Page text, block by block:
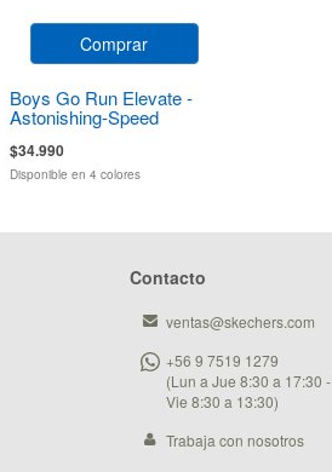
Comprar
Boys Go Run Elevate -
Astonishing-Speed
$34.990
Disponible en 4 colores
Contacto
ventas@skechers.com
+56 9 7519 1279
(Lun a Jue 8:30 a 17:30 -
Vie 8:30 a 13:30)
Trabaja con nosotros